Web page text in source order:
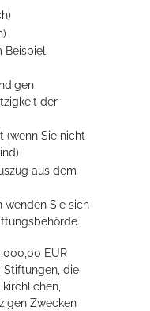
Beispiel
der
(wenn Sie nicht
aus dem
wenden Sie sich
EUR
Stiftungen, die
Zwecken